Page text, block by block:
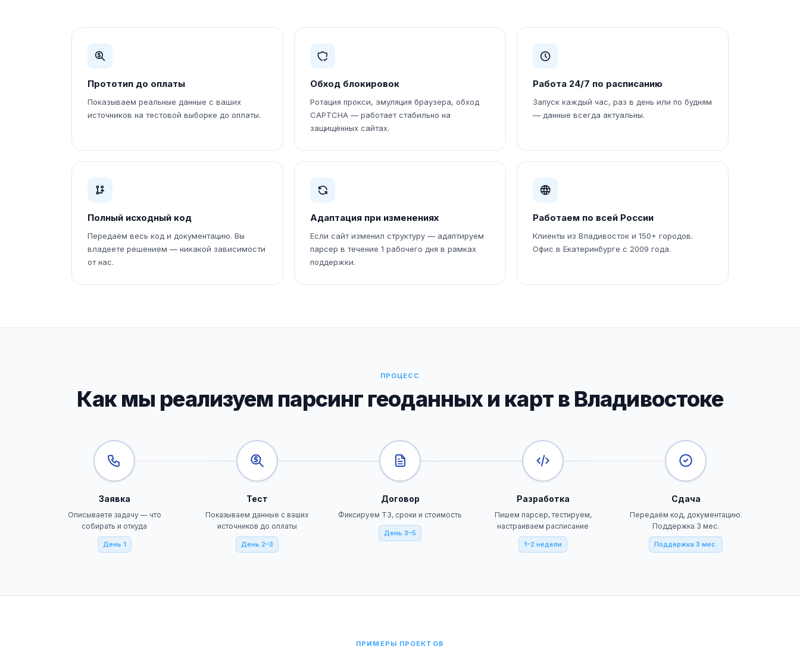
Прототип до оплаты
Показываем реальные данные с ваших
источников на тестовой выборке до оплаты.
Обход блокировок
Ротация прокси, эмуляция браузера, обход
CAPTCHA — работает стабильно на
защищённых сайтах.
Работа 24/7 по расписанию
Запуск каждый час, раз в день или по будням
— данные всегда актуальны.
Полный исходный код
Передаём весь код и документацию. Вы
владеете решением — никакой зависимости
от нас.
Адаптация при изменениях
Если сайт изменил структуру — адаптируем
парсер в течение 1 рабочего дня в рамках
поддержки.
Работаем по всей России
Клиенты из Владивосток и 150+ городов.
Офис в Екатеринбурге с 2009 года.
ПРОЦЕСС
Как мы реализуем парсинг геоданных и карт в Владивостоке
Заявка
Описываете задачу — что
собирать и откуда
День 1
Тест
Показываем данные с ваших
источников до оплаты
День 2–3
Договор
Фиксируем ТЗ, сроки и стоимость
День 3–5
Разработка
Пишем парсер, тестируем,
настраиваем расписание
1–2 недели
Сдача
Передаём код, документацию.
Поддержка 3 мес.
Поддержка 3 мес.
ПРИМЕРЫ ПРОЕКТОВ